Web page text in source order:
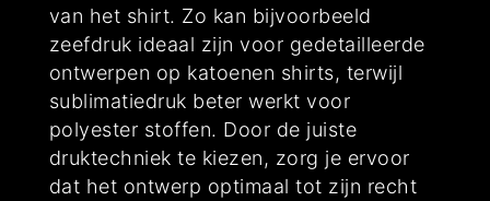
van het shirt. Zo kan bijvoorbeeld
zeefdruk ideaal zijn voor gedetailleerde
ontwerpen op katoenen shirts, terwijl
sublimatiedruk beter werkt voor
polyester stoffen. Door de juiste
druktechniek te kiezen, zorg je ervoor
dat het ontwerp optimaal tot zijn recht